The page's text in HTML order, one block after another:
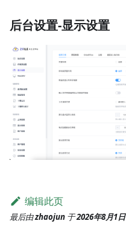
后台设置-显示设置
编辑此页
最后由zhaojun 于2026年8月1日